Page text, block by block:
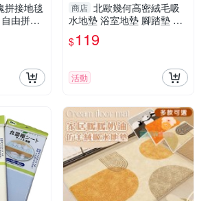
拼接地毯
由拼接
寵物止
貼
商店 北歐幾何高密絨毛吸
水地墊 浴室地墊 腳踏墊 防
滑墊 仿羊絨地毯 加厚 柔軟
舒適
$119
活動